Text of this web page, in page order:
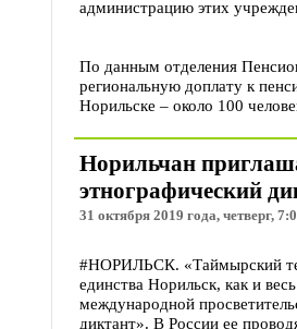
администрацию этих
По данным отделения
региональную доплату к
Норильске – около 100
Норильчан
этнографический
31 октября 2019 года, четверг,
#НОРИЛЬСК. «Таймырский
единства Норильск, как и
международной
диктант». В России ее